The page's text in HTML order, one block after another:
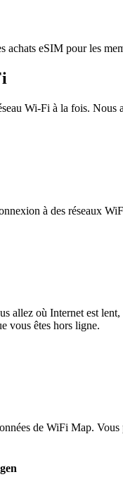
achats eSIM pour les
Wi-Fi à la fois.
à des réseaux
allez où Internet est
vous êtes hors ligne.
de WiFi Map.